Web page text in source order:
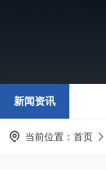
新闻资讯
当前位置： 首页